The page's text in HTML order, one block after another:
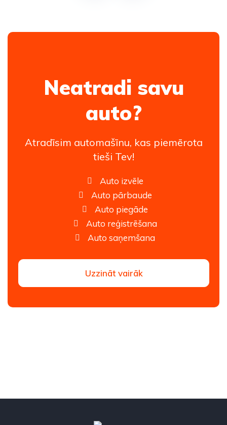
Neatradi savu
auto?
Atradīsim automašīnu, kas piemērota
tieši Tev!
Auto izvēle
Auto pārbaude
Auto piegāde
Auto reģistrēšana
Auto saņemšana
Uzzināt vairāk